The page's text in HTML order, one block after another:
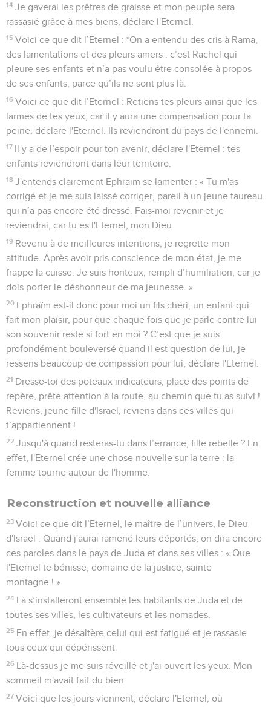
14 Je gaverai les prêtres de graisse et mon peuple sera
rassasié grâce à mes biens, déclare l'Eternel.
15 Voici ce que dit l’Eternel : *On a entendu des cris à Rama,
des lamentations et des pleurs amers : c’est Rachel qui
pleure ses enfants et n’a pas voulu être consolée à propos
de ses enfants, parce qu’ils ne sont plus là.
16 Voici ce que dit l’Eternel : Retiens tes pleurs ainsi que les
larmes de tes yeux, car il y aura une compensation pour ta
peine, déclare l'Eternel. Ils reviendront du pays de l'ennemi.
17 Il y a de l’espoir pour ton avenir, déclare l'Eternel : tes
enfants reviendront dans leur territoire.
18 J'entends clairement Ephraïm se lamenter : « Tu m'as
corrigé et je me suis laissé corriger, pareil à un jeune taureau
qui n’a pas encore été dressé. Fais-moi revenir et je
reviendrai, car tu es l'Eternel, mon Dieu.
19 Revenu à de meilleures intentions, je regrette mon
attitude. Après avoir pris conscience de mon état, je me
frappe la cuisse. Je suis honteux, rempli d’humiliation, car je
dois porter le déshonneur de ma jeunesse. »
20 Ephraïm est-il donc pour moi un fils chéri, un enfant qui
fait mon plaisir, pour que chaque fois que je parle contre lui
son souvenir reste si fort en moi ? C’est que je suis
profondément bouleversé quand il est question de lui, je
ressens beaucoup de compassion pour lui, déclare l'Eternel.
21 Dresse-toi des poteaux indicateurs, place des points de
repère, prête attention à la route, au chemin que tu as suivi !
Reviens, jeune fille d'Israël, reviens dans ces villes qui
t’appartiennent !
22 Jusqu'à quand resteras-tu dans l’errance, fille rebelle ? En
effet, l'Eternel crée une chose nouvelle sur la terre : la
femme tourne autour de l'homme.
Reconstruction et nouvelle alliance
23 Voici ce que dit l’Eternel, le maître de l’univers, le Dieu
d'Israël : Quand j'aurai ramené leurs déportés, on dira encore
ces paroles dans le pays de Juda et dans ses villes : « Que
l'Eternel te bénisse, domaine de la justice, sainte
montagne ! »
24 Là s’installeront ensemble les habitants de Juda et de
toutes ses villes, les cultivateurs et les nomades.
25 En effet, je désaltère celui qui est fatigué et je rassasie
tous ceux qui dépérissent.
26 Là-dessus je me suis réveillé et j'ai ouvert les yeux. Mon
sommeil m'avait fait du bien.
27 Voici que les jours viennent, déclare l'Eternel, où